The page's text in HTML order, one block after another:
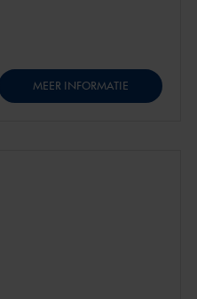
MEER INFORMATIE